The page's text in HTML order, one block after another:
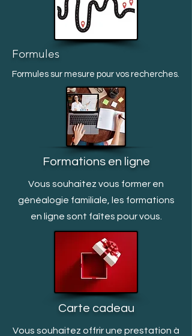
Formules
Formules sur mesure pour vos recherches.
Formations en ligne
Vous souhaitez vous former en
généalogie familiale, les formations
en ligne sont faîtes pour vous.
Carte cadeau
Vous souhaitez offrir une prestation à